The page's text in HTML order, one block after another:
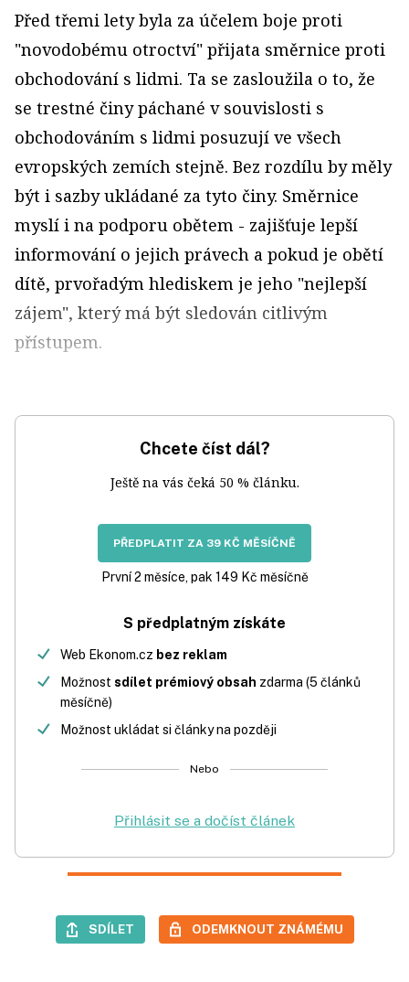
Před třemi lety byla za účelem boje proti
"novodobému otroctví" přijata směrnice proti
obchodování s lidmi. Ta se zasloužila o to, že
se trestné činy páchané v souvislosti s
obchodováním s lidmi posuzují ve všech
evropských zemích stejně. Bez rozdílu by měly
být i sazby ukládané za tyto činy. Směrnice
myslí i na podporu obětem - zajišťuje lepší
informování o jejich právech a pokud je obětí
dítě, prvořadým hlediskem je jeho "nejlepší
zájem", který má být sledován citlivým
přístupem.
Chcete číst dál?
Ještě na vás čeká 50 % článku.
PŘEDPLATIT ZA 39 KČ MĚSÍČNĚ
První 2 měsíce, pak 149 Kč měsíčně
S předplatným získáte
Web Ekonom.cz bez reklam
Možnost sdílet prémiový obsah zdarma (5 článků
měsíčně)
Možnost ukládat si články na později
Nebo
Přihlásit se a dočíst článek
SDÍLET ODEMKNOUT ZNÁMÉMU